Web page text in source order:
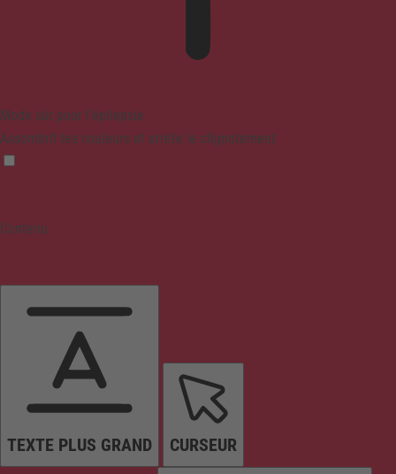
Mode sûr pour l'épilepsie
Assombrit les couleurs et arrête le clignotement
Contenu
TEXTE PLUS GRAND CURSEUR